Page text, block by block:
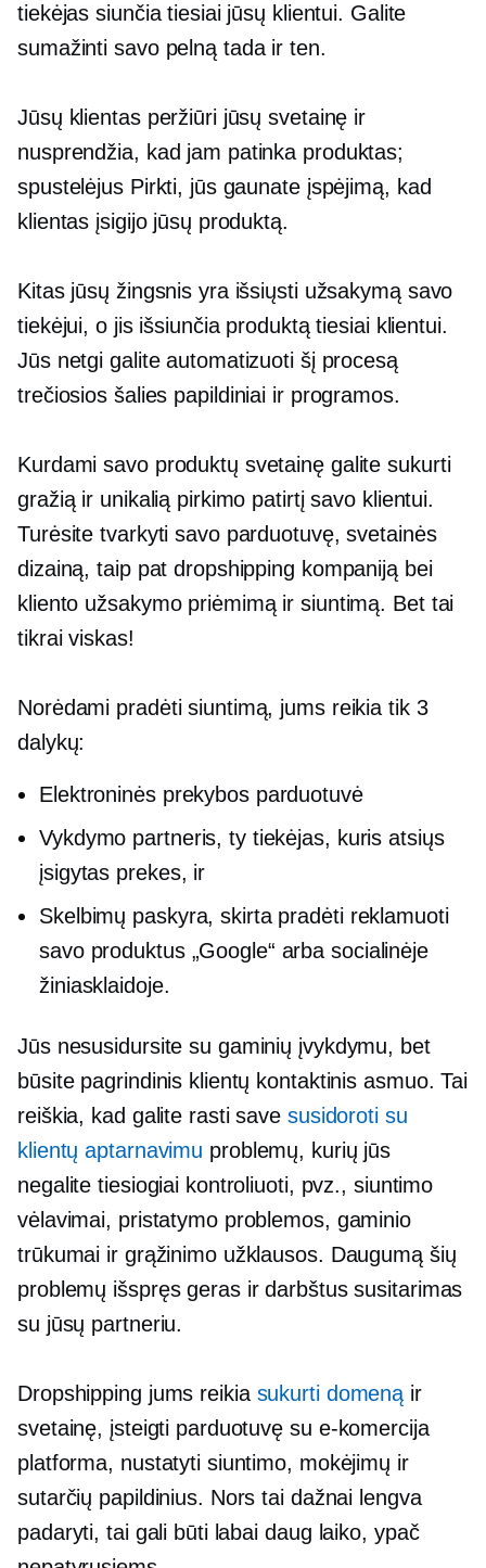
tiekėjas siunčia tiesiai jūsų klientui. Galite
sumažinti savo pelną tada ir ten.
Jūsų klientas peržiūri jūsų svetainę ir
nusprendžia, kad jam patinka produktas;
spustelėjus Pirkti, jūs gaunate įspėjimą, kad
klientas įsigijo jūsų produktą.
Kitas jūsų žingsnis yra išsiųsti užsakymą savo
tiekėjui, o jis išsiunčia produktą tiesiai klientui.
Jūs netgi galite automatizuoti šį procesą
trečiosios šalies papildiniai ir programos.
Kurdami savo produktų svetainę galite sukurti
gražią ir unikalią pirkimo patirtį savo klientui.
Turėsite tvarkyti savo parduotuvę, svetainės
dizainą, taip pat dropshipping kompaniją bei
kliento užsakymo priėmimą ir siuntimą. Bet tai
tikrai viskas!
Norėdami pradėti siuntimą, jums reikia tik 3
dalykų:
Elektroninės prekybos parduotuvė
Vykdymo partneris, ty tiekėjas, kuris atsiųs
įsigytas prekes, ir
Skelbimų paskyra, skirta pradėti reklamuoti
savo produktus „Google“ arba socialinėje
žiniasklaidoje.
Jūs nesusidursite su gaminių įvykdymu, bet
būsite pagrindinis klientų kontaktinis asmuo. Tai
reiškia, kad galite rasti save susidoroti su
klientų aptarnavimu problemų, kurių jūs
negalite tiesiogiai kontroliuoti, pvz., siuntimo
vėlavimai, pristatymo problemos, gaminio
trūkumai ir grąžinimo užklausos. Daugumą šių
problemų išspręs geras ir darbštus susitarimas
su jūsų partneriu.
Dropshipping jums reikia sukurti domeną ir
svetainę, įsteigti parduotuvę su e-komercija
platforma, nustatyti siuntimo, mokėjimų ir
sutarčių papildinius. Nors tai dažnai lengva
padaryti, tai gali būti labai daug laiko, ypač